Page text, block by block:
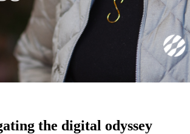
the digital odyssey